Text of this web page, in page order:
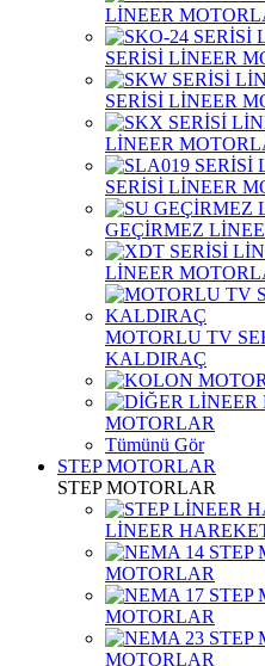
LİNEER
SERİSİ LİNEER
SERİSİ LİNEER
LİNEER
SERİSİ LİNEER
GEÇİRMEZ
LİNEER
MOTORLU TV
KALDIRAÇ
MOTORLAR
Tümünü Gör
STEP MOTORLAR
STEP MOTORLAR
LİNEER
MOTORLAR
MOTORLAR
MOTORLAR